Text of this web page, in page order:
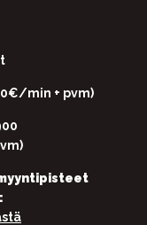
min + pvm)